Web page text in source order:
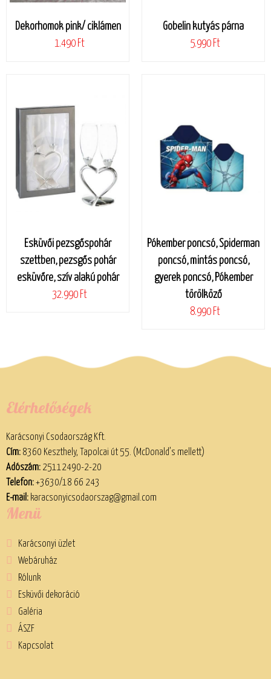
Dekorhomok pink/ ciklámen
1.490 Ft
Gobelin kutyás párna
5.990 Ft
Esküvői pezsgőspohár
szettben, pezsgős pohár
esküvőre, szív alakú pohár
32.990 Ft
Pókember poncsó, Spiderman
poncsó, mintás poncsó,
gyerek poncsó, Pókember
törölköző
8.990 Ft
Elérhetőségek
Karácsonyi Csodaország Kft.
Cím:8360 Keszthely, Tapolcai út 55. (McDonald’s mellett)
Adószám:25112490-2-20
Telefon:+3630/18 66 243
E-mail: karacsonyicsodaorszag@gmail.com
Menü
Karácsonyi üzlet
Webáruház
Rólunk
Esküvői dekoráció
Galéria
ÁSZF
Kapcsolat